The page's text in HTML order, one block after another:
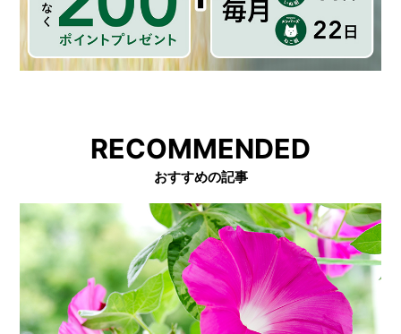
RECOMMENDED
おすすめの記事